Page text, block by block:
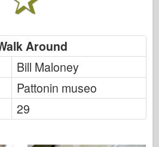
Around
Bill Maloney
Pattonin museo
29